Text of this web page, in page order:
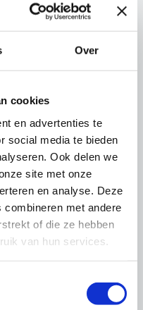
Over
cookies
en advertenties te
social media te bieden
Ook delen we
site met onze
en analyse. Deze
combineren met andere
of die ze hebben
van hun services.
tot snellere
Meer nieuws